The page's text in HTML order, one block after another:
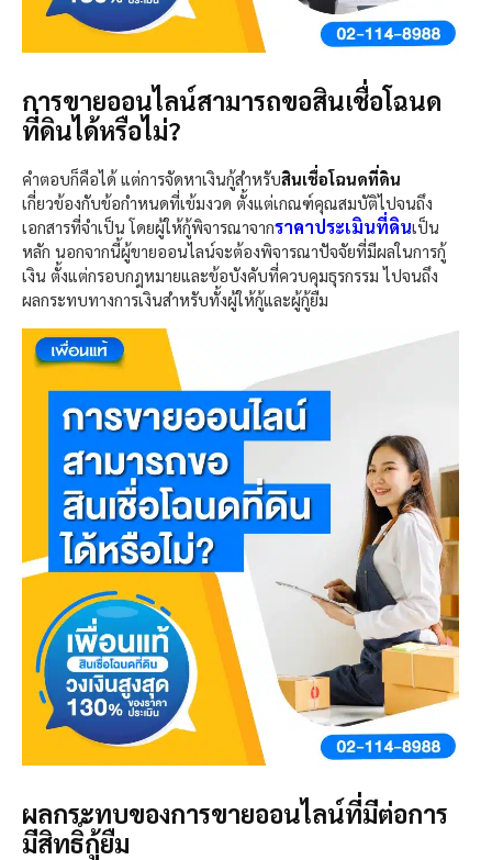
การขายออนไลน์สามารถขอสินเชื่อโฉนด
ที่ดินได้หรือไม่?
คำตอบก็คือได้ แต่การจัดหาเงินกู้สำหรับสินเชื่อโฉนดที่ดิน
เกี่ยวข้องกับข้อกำหนดที่เข้มงวด ตั้งแต่เกณฑ์คุณสมบัติไปจนถึง
เอกสารที่จำเป็น โดยผู้ให้กู้พิจารณาจากราคาประเมินที่ดินเป็น
หลัก นอกจากนี้ผู้ขายออนไลน์จะต้องพิจารณาปัจจัยที่มีผลในการกู้
เงิน ตั้งแต่กรอบกฎหมายและข้อบังคับที่ควบคุมธุรกรรม ไปจนถึง
ผลกระทบทางการเงินสำหรับทั้งผู้ให้กู้และผู้กู้ยืม
ผลกระทบของการขายออนไลน์ที่มีต่อการ
มีสิทธิ์กู้ยืม